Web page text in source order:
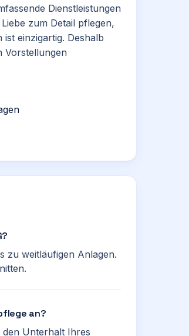
Dienstleistungen
zum Detail pflegen,
einzigartig. Deshalb
Vorstellungen
zu weitläufigen Anlagen.
an?
Unterhalt Ihres